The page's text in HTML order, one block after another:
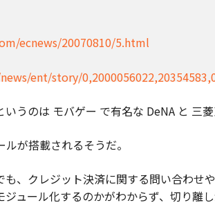
ecnews/20070810/5.html
ent/story/
うのは モバゲー で有名な DeNA と 三
が搭載されるそうだ。
、クレジット決済に関する問い合わせ
ジュール化するのかがわからず、切り離